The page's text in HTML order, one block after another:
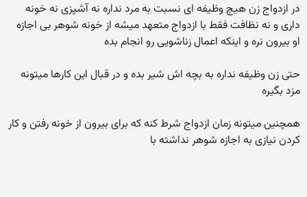
در ازدواج زن هیچ وظیفه ای نسبت به مرد نداره نه آشپزی نه خونه
داری و نه نظافت فقط با ازدواج متعهد میشه از خونه شوهر بی اجازه
او بیرون نره و اینکه اعمال زناشویی رو انجام بده
حتی زن وظیفه نداره به بچه اش شیر بده و در قبال این کارها میتونه
مزد بگیره
همچنین میتونه زمان ازدواج شرط کنه که برای بیرون از خونه رفتن و کار
کردن نیازی به اجازه شوهر نداشته با